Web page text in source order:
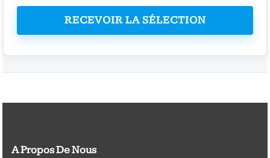
RECEVOIR LA SÉLECTION
A Propos De Nous